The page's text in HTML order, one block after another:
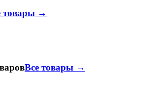
товары →
Все товары →